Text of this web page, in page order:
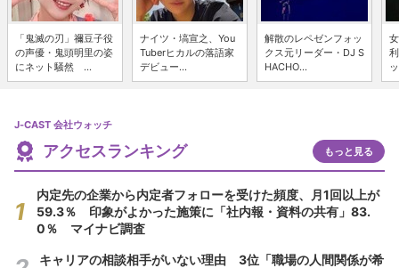
「鬼滅の刃」禰豆子役
の声優・鬼頭明里の姿
にネット騒然 ...
ナイツ・塙宣之、You
Tuberヒカルの落語家
デビュー...
解散のレペゼンフォッ
クス元リーダー・DJ S
HACHO...
J-CAST 会社ウォッチ
アクセスランキング もっと見る
内定先の企業から内定者フォローを受けた頻度、月1回以上が
59.3％ 印象がよかった施策に「社内報・資料の共有」83.
0％ マイナビ調査
キャリアの相談相手がいない理由 3位「職場の人間関係が希